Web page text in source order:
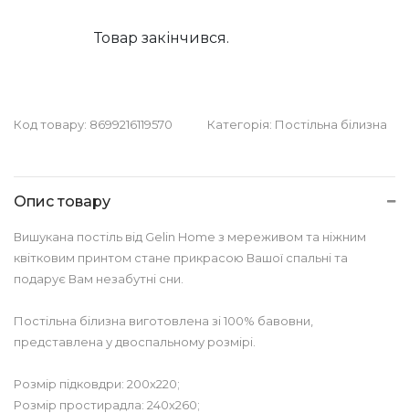
Товар закінчився.
Код товару: 8699216119570 Категорія: Постільна білизна
Опис товару
Вишукана постіль від Gelin Home з мереживом та ніжним
квітковим принтом стане прикрасою Вашої спальні та
подарує Вам незабутні сни.
Постільна білизна виготовлена зі 100% бавовни,
представлена у двоспальному розмірі.
Розмір підковдри: 200х220;
Розмір простирадла: 240х260;